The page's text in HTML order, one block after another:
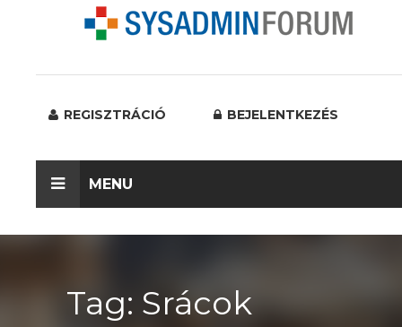
REGISZTRÁCIÓ BEJELENTKEZÉS
MENU
Tag: Srácok